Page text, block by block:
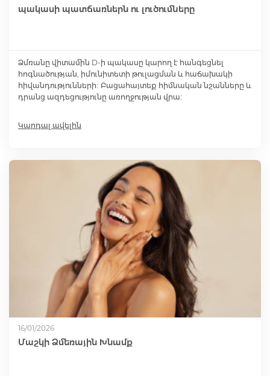
Հակաուռուցքային դեղամիջոցներ
Ճարպակալման միջոցներ
Դեղաբույսեր և թուրմեր
Աճառային նյութափոխանակության
քսուկներ և սրվակներ
Կանանց համար
Մազերի աճեցման միջոցներ
Eye Drops
պակասի պատճառներն ու լուծումները
Ձմռանը վիտամին D-ի պակասը կարող է հանգեցնել
հոգնածության, իմունիտետի թուլացման և հաճախակի
հիվանդությունների։ Բացահայտեք հիմնական նշանները և
դրանց ազդեցությունը առողջության վրա։
Կարդալ ավելին
16/01/2026
Մաշկի Ձմեռային Խնամք